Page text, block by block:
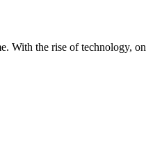
the rise of technology,